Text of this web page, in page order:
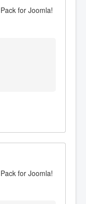
for Joomla!
for Joomla!